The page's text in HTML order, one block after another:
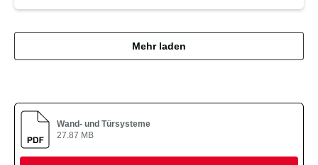
Mehr laden
Wand- und Türsysteme
27.87 MB